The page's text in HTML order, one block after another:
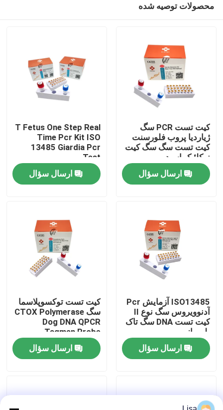
محصولات
فیلم های
درباره ما
کنترل کیفیت
با ما تماس بگیرید
موارد
محصولات توصیه شده
کیت تست PCR سگ
ژیاردیا پروب فلورسنت
کیت تست سگ سگ کیت
نوکلئیک اسید
ارسال سؤال
T Fetus One Step Real
Time Pcr Kit ISO
13485 Giardia Pcr
Test
ارسال سؤال
ISO13485 آزمایش Pcr
آدنوویروس سگ نوع II
کیت تست DNA سگ تاک
پلیمراز
ارسال سؤال
کیت تست توکسوپلاسما
سگ CTOX Polymerase
Dog DNA QPCR
Taqman Probe
ارسال سؤال